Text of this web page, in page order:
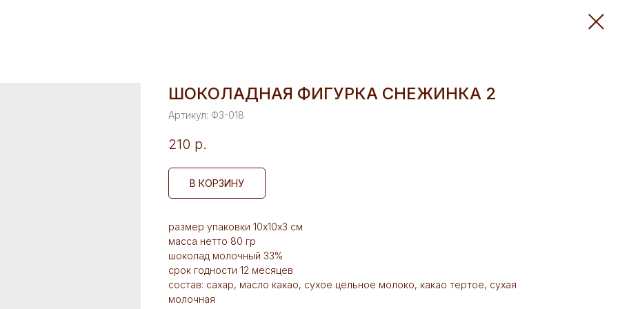
ШОКОЛАДНАЯ ФИГУРКА СНЕЖИНКА 2
Артикул: Ф3-018
210 р.
В КОРЗИНУ
размер упаковки 10х10х3 см
масса нетто 80 гр
шоколад молочный 33%
срок годности 12 месяцев
состав: сахар, масло какао, сухое цельное молоко, какао тертое, сухая
молочная